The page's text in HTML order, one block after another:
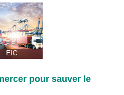
EIC
pour sauver le